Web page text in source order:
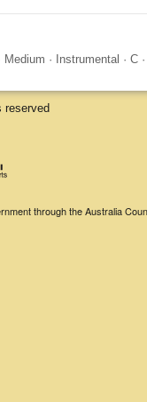
Medium · Instrumental · C
reserved
through the Australia